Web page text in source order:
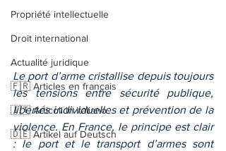
Propriété intellectuelle
Droit international
Actualité juridique
🇫🇷 Articles en français
🇮🇹 Articoli in italiano
🇩🇪 Artikel auf Deutsch
Le port d’arme cristallise depuis toujours
les tensions entre sécurité publique,
libertés individuelles et prévention de la
violence. En France, le principe est clair
: le port et le transport d’armes sont